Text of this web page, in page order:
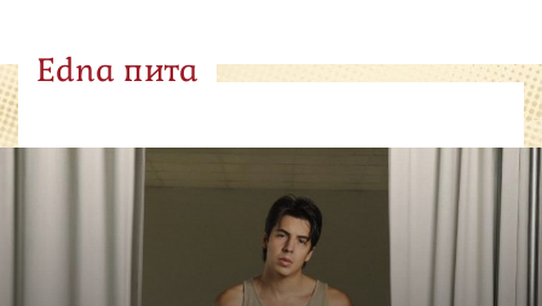
Edna пита